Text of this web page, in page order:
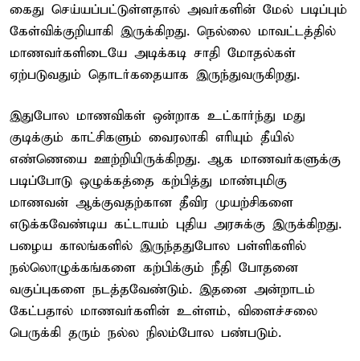
கைது செய்யப்பட்டுள்ளதால் அவர்களின் மேல் படிப்பும்
கேள்விக்குறியாகி இருக்கிறது. நெல்லை மாவட்டத்தில்
மாணவர்களிடையே அடிக்கடி சாதி மோதல்கள்
ஏற்படுவதும் தொடர்கதையாக இருந்துவருகிறது.
இதுபோல மாணவிகள் ஒன்றாக உட்கார்ந்து மது
குடிக்கும் காட்சிகளும் வைரலாகி எரியும் தீயில்
எண்ணெயை ஊற்றியிருக்கிறது. ஆக மாணவர்களுக்கு
படிப்போடு ஒழுக்கத்தை கற்பித்து மாண்புமிகு
மாணவன் ஆக்குவதற்கான தீவிர முயற்சிகளை
எடுக்கவேண்டிய கட்டாயம் புதிய அரசுக்கு இருக்கிறது.
பழைய காலங்களில் இருந்ததுபோல பள்ளிகளில்
நல்லொழுக்கங்களை கற்பிக்கும் நீதி போதனை
வகுப்புகளை நடத்தவேண்டும். இதனை அன்றாடம்
கேட்பதால் மாணவர்களின் உள்ளம், விளைச்சலை
பெருக்கி தரும் நல்ல நிலம்போல பண்படும்.